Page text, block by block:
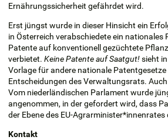
Ernährungssicherheit gefährdet wird.
Erst jüngst wurde in dieser Hinsicht ein
in Österreich verabschiedete ein nationales
Patente auf konventionell gezüchtete
verbietet. Keine Patente auf Saatgut!sieht
Vorlage für andere nationale
Entscheidungen des Verwaltungsrats.
Vom niederländischen Parlament wurde
angenommen, in der gefordert wird, dass
der Ebene des EU-
Kontakt